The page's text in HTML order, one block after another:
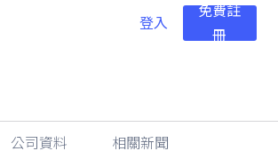
登入
免費註
冊
公司資料 相關新聞